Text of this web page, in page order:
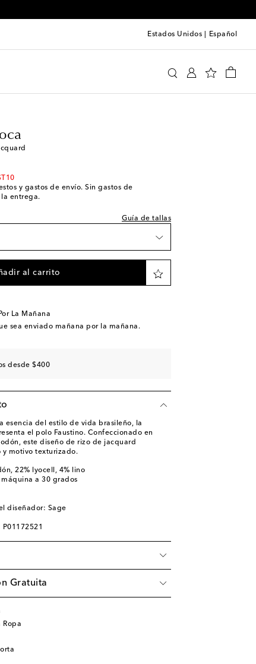
Estados Unidos Español
y gastos de envío. Sin gastos de
entrega.
Guía de tallas
la talla
al carrito
La Mañana
sea enviado mañana por la mañana.
desde $400
esencia del estilo de vida brasileño, la
el polo Faustino. Confeccionado en
este diseño de rizo de jacquard
y motivo texturizado.
22% lyocell, 4% lino
a 30 grados
diseñador: Sage
Gratuita
Ropa